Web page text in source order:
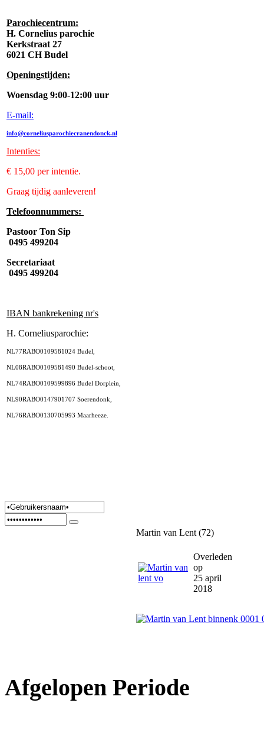
Parochiecentrum:
H. Cornelius parochie
Kerkstraat 27
6021 CH Budel
Openingstijden:
Woensdag 9:00-12:00 uur
E-mail:
info@corneliusparochiecranendonck.nl
Intenties:
€ 15,00 per intentie.
Graag tijdig aanleveren!
Telefoonnummers:
Pastoor Ton Sip
0495 499204
Secretariaat
0495 499204
IBAN bankrekening nr's
H. Corneliusparochie:
NL77RABO0109581024 Budel,
NL08RABO0109581490 Budel-schoot,
NL74RABO0109599896 Budel Dorplein,
NL90RABO0147901707 Soerendonk,
NL76RABO0130705993 Maarheeze.
Martin van Lent (72)
Overleden
op
25 april
2018
Afgelopen Periode